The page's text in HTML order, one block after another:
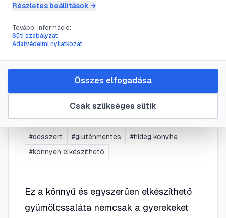
&#8211;
Gyümölcssaláta
japán naspolyából
vagy őszibarackból
és cseresznyéből
#desszert #gluténmentes #hideg konyha
#könnyen elkészíthető
Ez a könnyű és egyszerűen elkészíthető
gyümölcssaláta nemcsak a gyerekeket
Részletes beállítások →
További információ:
Süti szabályzat
Adatvédelmi nyilatkozat
Csak szükséges sütik
Összes elfogadása